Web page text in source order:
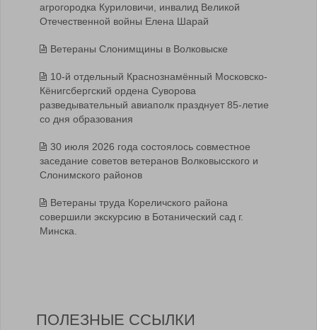
агрогородка Куриловичи, инвалид Великой
Отечественной войны Елена Шарай
Ветераны Слонимщины в Волковыске
10-й отдельный Краснознамённый Московско-
Кёнигсбергский ордена Суворова
разведывательный авиаполк празднует 85-летие
со дня образования
30 июля 2026 года состоялось совместное
заседание советов ветеранов Волковысского и
Слонимского районов
Ветераны труда Кореличского района
совершили экскурсию в Ботанический сад г.
Минска.
ПОЛЕЗНЫЕ ССЫЛКИ